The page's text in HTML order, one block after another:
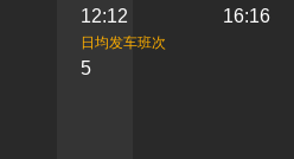
12:12 16:16
日均发车班次
5